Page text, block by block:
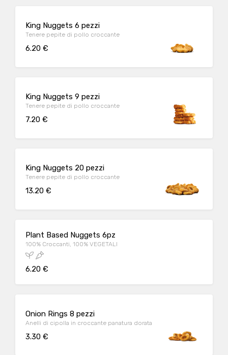
King Nuggets 6 pezzi
Tenere pepite di pollo croccante
6.20 €
King Nuggets 9 pezzi
Tenere pepite di pollo croccante
7.20 €
King Nuggets 20 pezzi
Tenere pepite di pollo croccante
13.20 €
Plant Based Nuggets 6pz
100% Croccanti, 100% VEGETALI
6.20 €
Onion Rings 8 pezzi
Anelli di cipolla in croccante panatura dorata
3.30 €